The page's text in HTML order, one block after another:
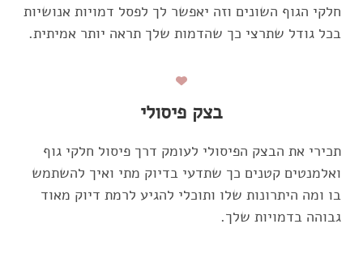
חלקי הגוף השונים וזה יאפשר לך לפסל דמויות אנושיות
בכל גודל שתרצי כך שהדמות שלך תראה יותר אמיתית.
בצק פיסולי
תכירי את הבצק הפיסולי לעומק דרך פיסול חלקי גוף
ואלמנטים קטנים כך שתדעי בדיוק מתי ואיך להשתמש
בו ומה היתרונות שלו ותוכלי להגיע לרמת דיוק מאוד
גבוהה בדמויות שלך.